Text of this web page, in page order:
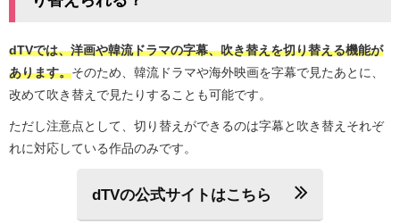
dTVでは、洋画や韓流ドラマの字幕、吹き替えを切り替える機能が
あります。そのため、韓流ドラマや海外映画を字幕で見たあとに、
改めて吹き替えで見たりすることも可能です。
ただし注意点として、切り替えができるのは字幕と吹き替えそれぞ
れに対応している作品のみです。
dTVの公式サイトはこちら